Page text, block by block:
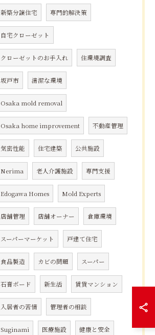
新築分譲住宅 専門的解決策
自宅クローゼット
クローゼットのお手入れ 住環境調査
坂戸市 清潔な環境
Osaka mold removal
Osaka home improvement 不動産管理
気密性能 住宅建築 公共施設
Nerima 老人介護施設 専門支援
Edogawa Homes Mold Experts
店舗管理 店舗オーナー 倉庫環境
スーパーマーケット 戸建て住宅
食品製造 カビの問題 スーパー
石膏ボード 新生活 賃貸マンション
入居者の苦情 管理者の相談
Suginami 医療施設 健康と安全